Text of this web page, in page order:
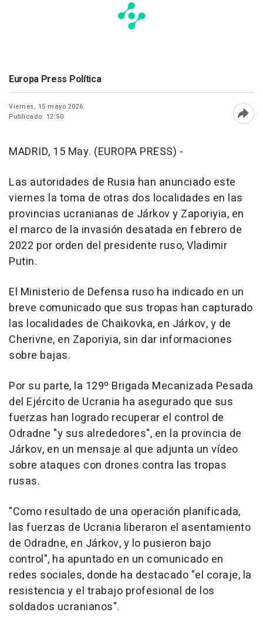
Europa Press Política
Viernes, 15 mayo 2026
Publicado: 12:50
MADRID, 15 May. (EUROPA PRESS) -
Las autoridades de Rusia han anunciado este
viernes la toma de otras dos localidades en las
provincias ucranianas de Járkov y Zaporiyia, en
el marco de la invasión desatada en febrero de
2022 por orden del presidente ruso, Vladimir
Putin.
El Ministerio de Defensa ruso ha indicado en un
breve comunicado que sus tropas han capturado
las localidades de Chaikovka, en Járkov, y de
Cherivne, en Zaporiyia, sin dar informaciones
sobre bajas.
Por su parte, la 129º Brigada Mecanizada Pesada
del Ejército de Ucrania ha asegurado que sus
fuerzas han logrado recuperar el control de
Odradne "y sus alrededores", en la provincia de
Járkov, en un mensaje al que adjunta un vídeo
sobre ataques con drones contra las tropas
rusas.
"Como resultado de una operación planificada,
las fuerzas de Ucrania liberaron el asentamiento
de Odradne, en Járkov, y lo pusieron bajo
control", ha apuntado en un comunicado en
redes sociales, donde ha destacado "el coraje, la
resistencia y el trabajo profesional de los
soldados ucranianos".